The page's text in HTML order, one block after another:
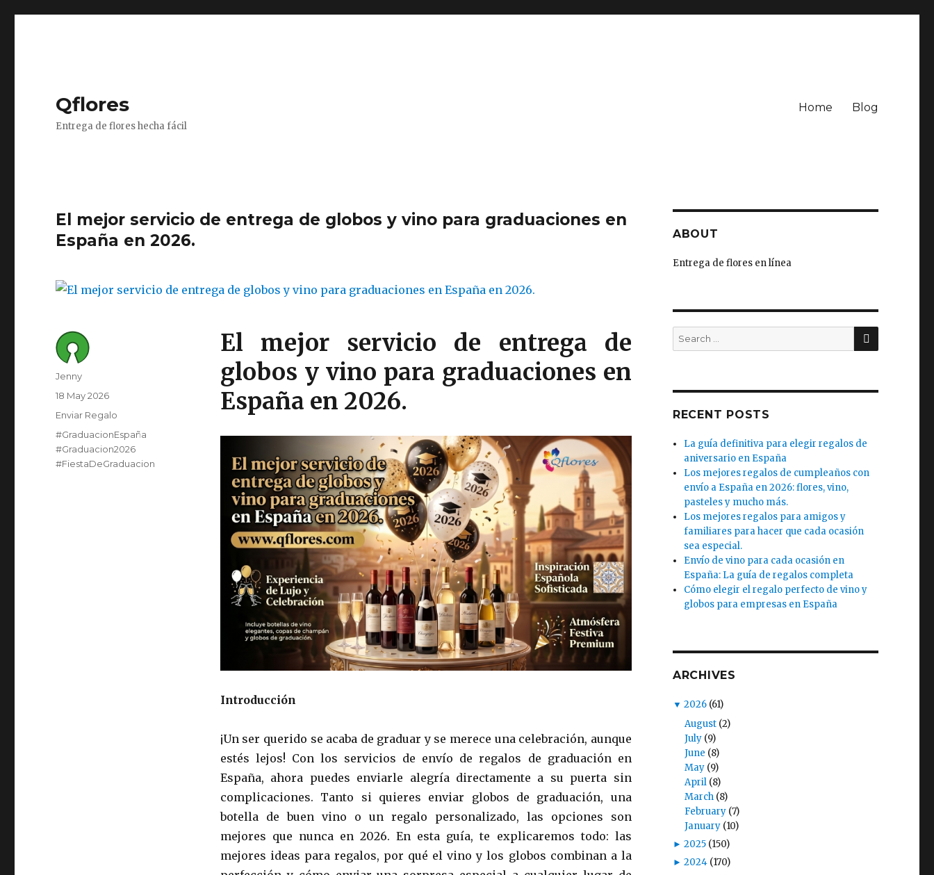
Qflores
Entrega de flores hecha fácil
Home Blog
El mejor servicio de entrega de globos y vino para graduaciones en
España en 2026.
El mejor servicio de entrega de
globos y vino para graduaciones en
España en 2026.
Introducción
¡Un ser querido se acaba de graduar y se merece una celebración, aunque
estés lejos! Con los servicios de envío de regalos de graduación en
España, ahora puedes enviarle alegría directamente a su puerta sin
complicaciones. Tanto si quieres enviar globos de graduación, una
botella de buen vino o un regalo personalizado, las opciones son
mejores que nunca en 2026. En esta guía, te explicaremos todo: las
mejores ideas para regalos, por qué el vino y los globos combinan a la
Author
Jenny
Posted
on
18 May 2026
Category
Enviar Regalo
Tags
#GraduacionEspaña
#Graduacion2026
#FiestaDeGraduacion
ABOUT
Entrega de flores en línea
Search
for:
SEARCH
RECENT POSTS
La guía definitiva para elegir regalos de
aniversario en España
Los mejores regalos de cumpleaños con
envío a España en 2026: flores, vino,
pasteles y mucho más.
Los mejores regalos para amigos y
familiares para hacer que cada ocasión
sea especial.
Envío de vino para cada ocasión en
España: La guía de regalos completa
Cómo elegir el regalo perfecto de vino y
globos para empresas en España
ARCHIVES
▼ 2026 (61)
August (2)
July (9)
June (8)
May (9)
April (8)
March (8)
February (7)
January (10)
► 2025 (150)
► 2024 (170)